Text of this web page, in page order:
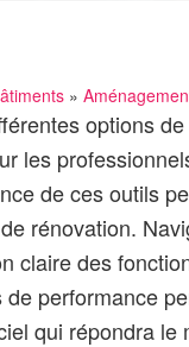
»
options
les
de ces outils
rénovation.
claire des
de performance
qui répondra